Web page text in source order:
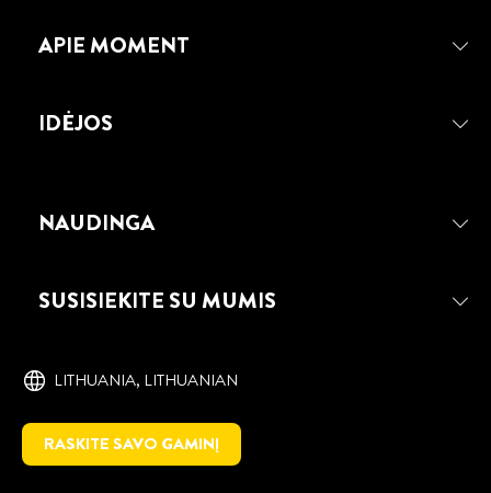
MOMENT SPRAY PURŠKIAMI
Purškiami klijai labai tinkantys dideliems
APIE MOMENT
IDĖJOS
NAUDINGA
SUSISIEKITE SU MUMIS
LITHUANIA, ‎LITHUANIAN
RASKITE SAVO GAMINĮ